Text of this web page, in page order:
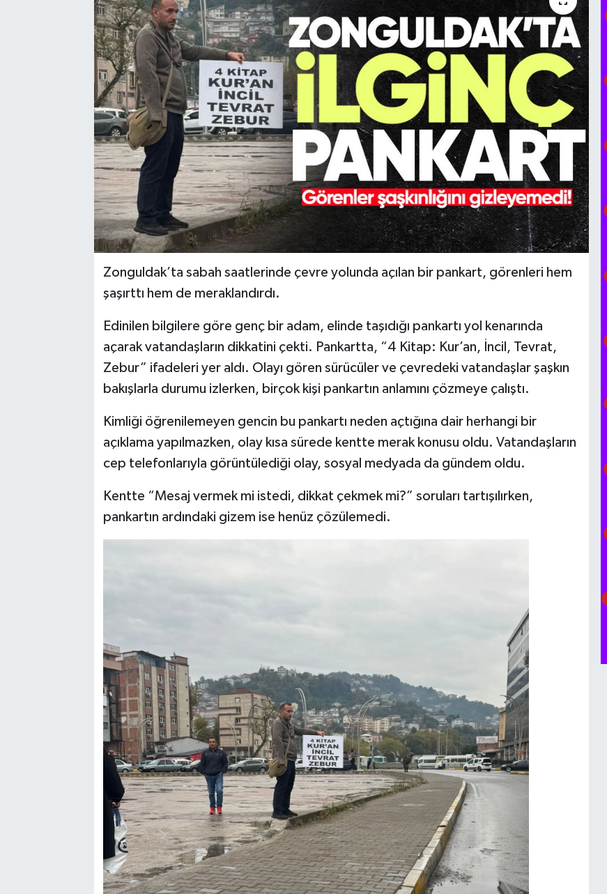
Zonguldak’ta sabah saatlerinde çevre yolunda açılan bir pankart, görenleri hem
şaşırttı hem de meraklandırdı.
Edinilen bilgilere göre genç bir adam, elinde taşıdığı pankartı yol kenarında
açarak vatandaşların dikkatini çekti. Pankartta, “4 Kitap: Kur’an, İncil, Tevrat,
Zebur” ifadeleri yer aldı. Olayı gören sürücüler ve çevredeki vatandaşlar şaşkın
bakışlarla durumu izlerken, birçok kişi pankartın anlamını çözmeye çalıştı.
Kimliği öğrenilemeyen gencin bu pankartı neden açtığına dair herhangi bir
açıklama yapılmazken, olay kısa sürede kentte merak konusu oldu. Vatandaşların
cep telefonlarıyla görüntülediği olay, sosyal medyada da gündem oldu.
Kentte “Mesaj vermek mi istedi, dikkat çekmek mi?” soruları tartışılırken,
pankartın ardındaki gizem ise henüz çözülemedi.